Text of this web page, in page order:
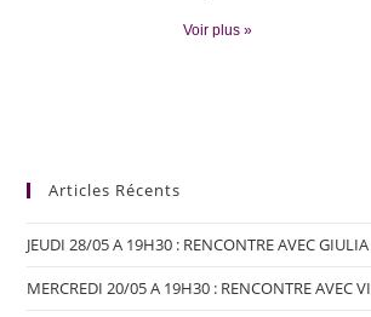
Voir plus »
Articles Récents
JEUDI 28/05 A 19H30 : RENCONTRE AVEC
MERCREDI 20/05 A 19H30 : RENCONTRE AVEC